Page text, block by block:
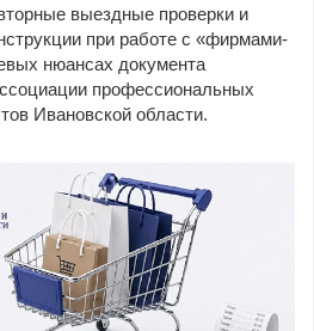
выездные проверки и
при работе с «фирмами-
нюансах документа
профессиональных
Ивановской области.